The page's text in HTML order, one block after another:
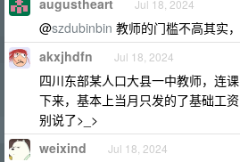
augustheart Jul 18, 2024
@szdubinbin 教师的门槛不高其实
akxjhdfn Jul 18, 2024
四川东部某人口大县一中教师，连
下来，基本上当月只发的了基础工
别说了>_>
weixind Jul 18, 2024